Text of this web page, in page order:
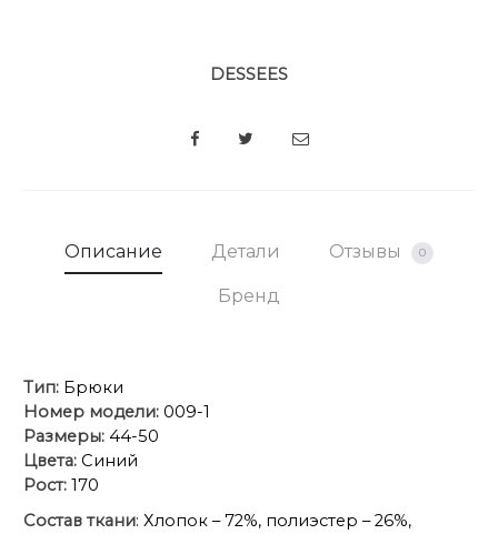
DESSEES
SHARE
Описание Детали Отзывы 0
Бренд
Тип: Брюки
Номер модели: 009-1
Размеры: 44-50
Цвета: Синий
Рост: 170
Состав ткани: Хлопок – 72%, полиэстер – 26%,